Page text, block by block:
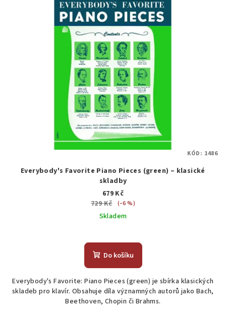
Everybody's Favorite Piano Pieces (green) – klasické
skladby
679 Kč
729 Kč
(–6 %)
Skladem
Do košíku
Everybody's Favorite: Piano Pieces (green) je sbírka klasických
skladeb pro klavír. Obsahuje díla významných autorů jako Bach,
Beethoven, Chopin či Brahms.
KÓD: 1486